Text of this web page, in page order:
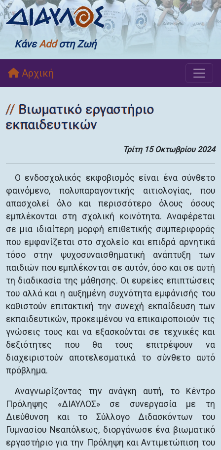
ΚάνεAddστη Ζωή
Αρχική
Βιωματικό εργαστήριο
εκπαιδευτικών
Τρίτη 15 Οκτωβρίου 2024
Ο ενδοσχολικός εκφοβισμός είναι ένα σύνθετο
φαινόμενο, πολυπαραγοντικής αιτιολογίας, που
απασχολεί όλο και περισσότερο όλους όσους
εμπλέκονται στη σχολική κοινότητα. Αναφέρεται
σε μια ιδιαίτερη μορφή επιθετικής συμπεριφοράς
που εμφανίζεται στο σχολείο και επιδρά αρνητικά
τόσο στην ψυχοσυναισθηματική ανάπτυξη των
παιδιών που εμπλέκονται σε αυτόν, όσο και σε αυτή
τη διαδικασία της μάθησης. Οι ευρείες επιπτώσεις
του αλλά και η αυξημένη συχνότητα εμφάνισής του
καθιστούν επιτακτική την συνεχή εκπαίδευση των
εκπαιδευτικών, προκειμένου να επικαιροποιούν τις
γνώσεις τους και να εξασκούνται σε τεχνικές και
δεξιότητες που θα τους επιτρέψουν να
διαχειριστούν αποτελεσματικά το σύνθετο αυτό
πρόβλημα.
Αναγνωρίζοντας την ανάγκη αυτή, το Κέντρο
Πρόληψης «ΔΙΑΥΛΟΣ» σε συνεργασία με τη
Διεύθυνση και το Σύλλογο Διδασκόντων του
Γυμνασίου Νεαπόλεως, διοργάνωσε ένα βιωματικό
εργαστήριο για την Πρόληψη και Αντιμετώπιση του